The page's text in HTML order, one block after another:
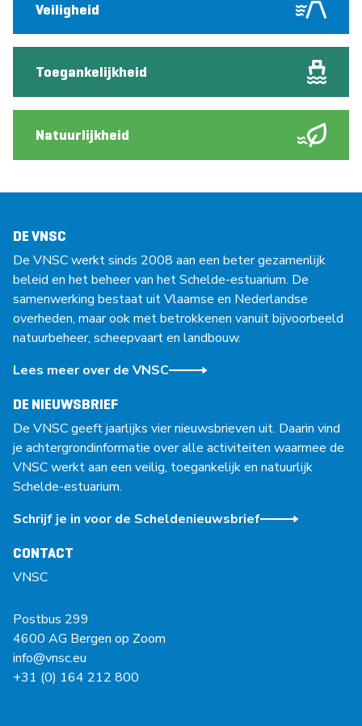
Veiligheid
Toegankelijkheid
Natuurlijkheid
DE VNSC
De VNSC werkt sinds 2008 aan een beter gezamenlijk
beleid en het beheer van het Schelde-estuarium. De
samenwerking bestaat uit Vlaamse en Nederlandse
overheden, maar ook met betrokkenen vanuit bijvoorbeeld
natuurbeheer, scheepvaart en landbouw.
Lees meer over de VNSC
DE NIEUWSBRIEF
De VNSC geeft jaarlijks vier nieuwsbrieven uit. Daarin vind
je achtergrondinformatie over alle activiteiten waarmee de
VNSC werkt aan een veilig, toegankelijk en natuurlijk
Schelde-estuarium.
Schrijf je in voor de Scheldenieuwsbrief
CONTACT
VNSC
Postbus 299
4600 AG Bergen op Zoom
info@vnsc.eu
+31 (0) 164 212 800